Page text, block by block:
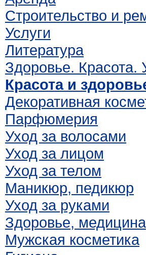
Строительство и
Услуги
Литература
Здоровье. Красота.
Красота и
Декоративная
Парфюмерия
Уход за волосами
Уход за лицом
Уход за телом
Маникюр, педикюр
Уход за руками
Здоровье, медицина
Мужская косметика